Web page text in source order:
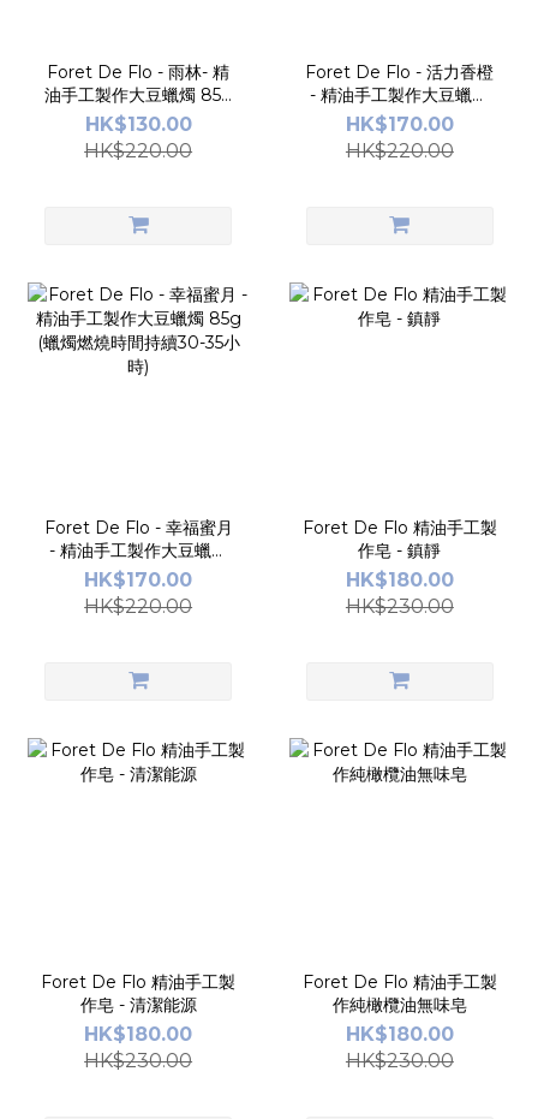
Foret De Flo - 雨林- 精
油手工製作大豆蠟燭 85g
(蠟燭燃燒時間持續30-35
小時)_ (11.11)
HK$130.00
HK$220.00
Foret De Flo - 活力香橙
- 精油手工製作大豆蠟燭
85g (蠟燭燃燒時間持續
30-35小時)
HK$170.00
HK$220.00
Foret De Flo - 幸福蜜月
- 精油手工製作大豆蠟燭
85g (蠟燭燃燒時間持續
30-35小時)
HK$170.00
HK$220.00
Foret De Flo 精油手工製
作皂 - 鎮靜
HK$180.00
HK$230.00
Foret De Flo 精油手工製
作皂 - 清潔能源
HK$180.00
HK$230.00
Foret De Flo 精油手工製
作純橄欖油無味皂
HK$180.00
HK$230.00